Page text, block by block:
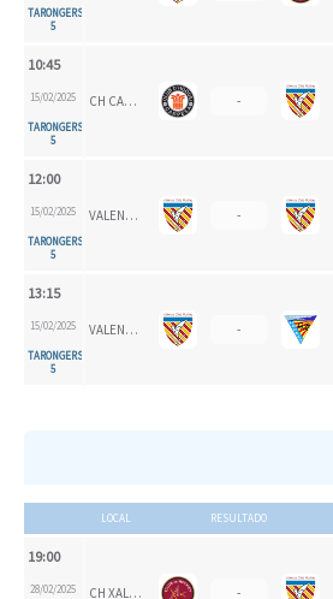
TARONGERS
5
10:45
15/02/2025
TARONGERS
5
CH CARPESA -
12:00
15/02/2025
TARONGERS
5
VALENCIA CH -
13:15
15/02/2025
TARONGERS
5
VALENCIA CH 2024 -
LOCAL RESULTADO
19:00
28/02/2025 CH XALOC 1993 -